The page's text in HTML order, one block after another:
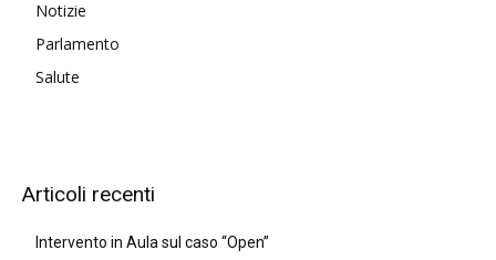
Notizie
Parlamento
Salute
Articoli recenti
Intervento in Aula sul caso “Open”